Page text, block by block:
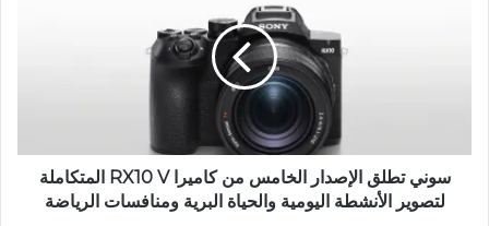
سوني تطلق الإصدار الخامس من كاميرا RX10 V المتكاملة
لتصوير الأنشطة اليومية والحياة البرية ومنافسات الرياضة